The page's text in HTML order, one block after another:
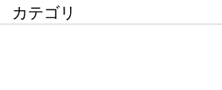
カテゴリ